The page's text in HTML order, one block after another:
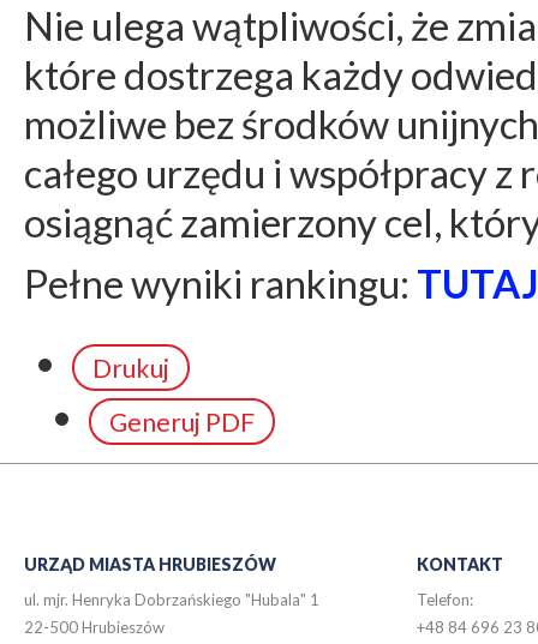
Nie ulega wątpliwości, że
które dostrzega każdy
możliwe bez środków
całego urzędu i współpracy
osiągnąć zamierzony cel,
Pełne wyniki rankingu: TUTAJ
Drukuj
Generuj PDF
URZĄD MIASTA HRUBIESZÓW
ul. mjr. Henryka Dobrzańskiego "Hubala" 1
22-500 Hrubieszów
KONTAKT
Telefon:
+48 84 696 23